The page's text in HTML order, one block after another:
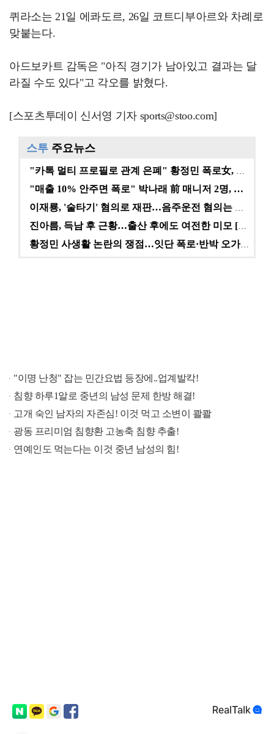
퀴라소는 21일 에콰도르, 26일 코트디부아르와 차례로
맞붙는다.
아드보카트 감독은 "아직 경기가 남아있고 결과는 달
라질 수도 있다"고 각오를 밝혔다.
[스포츠투데이 신서영 기자 sports@stoo.com]
스투 주요뉴스
"카톡 멀티 프로필로 관계 은폐" 황정민 폭로女, 문자…
"매출 10% 안주면 폭로" 박나래 前 매니저 2명, …
이재룡, '술타기' 혐의로 재판…음주운전 혐의는 미적용…
진아름, 득남 후 근황…출산 후에도 여전한 미모 [스타…
황정민 사생활 논란의 쟁점…잇단 폭로·반박 오가는 소모…